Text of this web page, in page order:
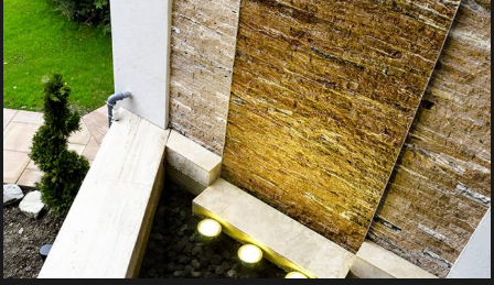
FANTANA CASCADA DIN PIATRA
Iazuri si Cascade, Pereti de Apa